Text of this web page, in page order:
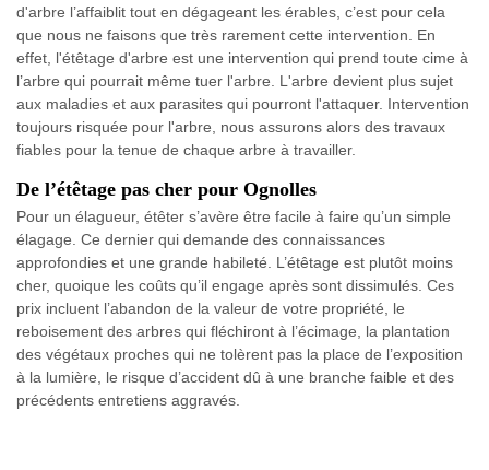
d'arbre l’affaiblit tout en dégageant les érables, c’est pour cela
que nous ne faisons que très rarement cette intervention. En
effet, l'étêtage d'arbre est une intervention qui prend toute cime à
l’arbre qui pourrait même tuer l'arbre. L'arbre devient plus sujet
aux maladies et aux parasites qui pourront l'attaquer. Intervention
toujours risquée pour l'arbre, nous assurons alors des travaux
fiables pour la tenue de chaque arbre à travailler.
De l’étêtage pas cher pour Ognolles
Pour un élagueur, étêter s’avère être facile à faire qu’un simple
élagage. Ce dernier qui demande des connaissances
approfondies et une grande habileté. L’étêtage est plutôt moins
cher, quoique les coûts qu’il engage après sont dissimulés. Ces
prix incluent l’abandon de la valeur de votre propriété, le
reboisement des arbres qui fléchiront à l’écimage, la plantation
des végétaux proches qui ne tolèrent pas la place de l’exposition
à la lumière, le risque d’accident dû à une branche faible et des
précédents entretiens aggravés.